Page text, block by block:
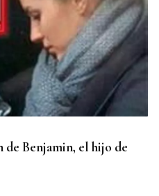
Benjamin, el hijo de